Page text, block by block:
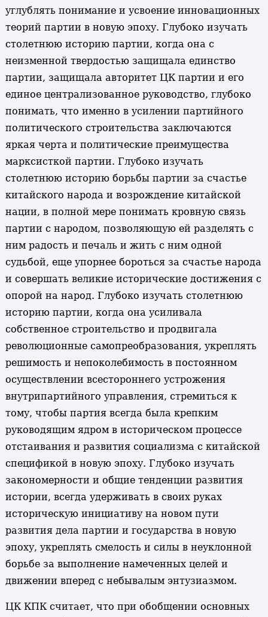
углублять понимание и усвоение инновационных
теорий партии в новую эпоху. Глубоко изучать
столетнюю историю партии, когда она с
неизменной твердостью защищала единство
партии, защищала авторитет ЦК партии и его
единое централизованное руководство, глубоко
понимать, что именно в усилении партийного
политического строительства заключаются
яркая черта и политические преимущества
марксисткой партии. Глубоко изучать
столетнюю историю борьбы партии за счастье
китайского народа и возрождение китайской
нации, в полной мере понимать кровную связь
партии с народом, позволяющую ей разделять с
ним радость и печаль и жить с ним одной
судьбой, еще упорнее бороться за счастье народа
и совершать великие исторические достижения с
опорой на народ. Глубоко изучать столетнюю
историю партии, когда она усиливала
собственное строительство и продвигала
революционные самопреобразования, укреплять
решимость и непоколебимость в постоянном
осуществлении всестороннего устрожения
внутрипартийного управления, стремиться к
тому, чтобы партия всегда была крепким
руководящим ядром в историческом процессе
отстаивания и развития социализма с китайской
спецификой в новую эпоху. Глубоко изучать
закономерности и общие тенденции развития
истории, всегда удерживать в своих руках
историческую инициативу на новом пути
развития дела партии и государства в новую
эпоху, укреплять смелость и силы в неуклонной
борьбе за выполнение намеченных целей и
движении вперед с небывалым энтузиазмом.
ЦК КПК считает, что при обобщении основных